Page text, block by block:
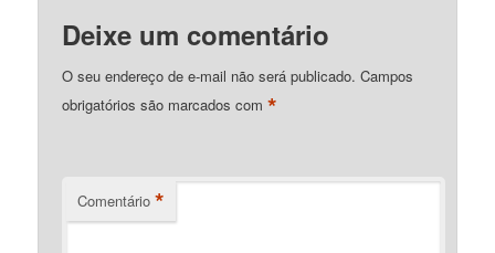
Deixe um comentário
O seu endereço de e-mail não será publicado. Campos
obrigatórios são marcados com*
Comentário *